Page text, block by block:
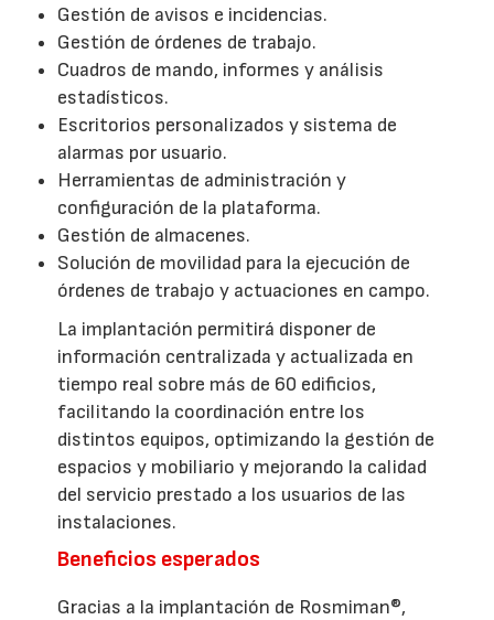
Gestión de avisos e incidencias.
Gestión de órdenes de trabajo.
Cuadros de mando, informes y análisis
estadísticos.
Escritorios personalizados y sistema de
alarmas por usuario.
Herramientas de administración y
configuración de la plataforma.
Gestión de almacenes.
Solución de movilidad para la ejecución de
órdenes de trabajo y actuaciones en campo.
La implantación permitirá disponer de
información centralizada y actualizada en
tiempo real sobre más de 60 edificios,
facilitando la coordinación entre los
distintos equipos, optimizando la gestión de
espacios y mobiliario y mejorando la calidad
del servicio prestado a los usuarios de las
instalaciones.
Beneficios esperados
Gracias a la implantación de Rosmiman®,